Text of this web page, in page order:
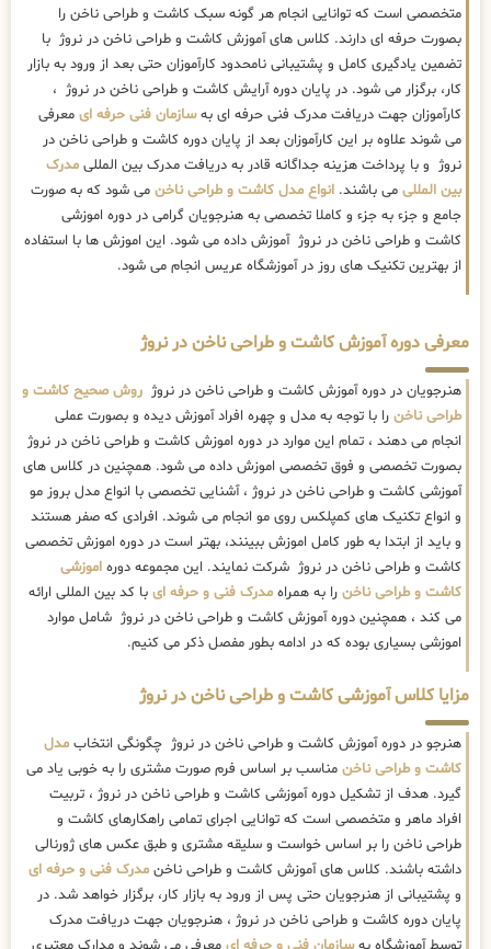
متخصصی است که توانایی انجام هر گونه سبک کاشت و طراحی ناخن را
بصورت حرفه ای دارند. کلاس های آموزش کاشت و طراحی ناخن در نروژ با
تضمین یادگیری کامل و پشتیبانی نامحدود کارآموزان حتی بعد از ورود به بازار
کار، برگزار می شود. در پایان دوره آرایش کاشت و طراحی ناخن در نروژ ،
کارآموزان جهت دریافت مدرک فنی حرفه ای بهسازمان فنی حرفه ای معرفی
می شوند علاوه بر این کارآموزان بعد از پایان دوره کاشت و طراحی ناخن در
نروژ و با پرداخت هزینه جداگانه قادر به دریافت مدرک بین المللی مدرک
بین المللی می باشند. انواع مدل کاشت و طراحی ناخن می شود که به صورت
جامع و جزء به جزء و کاملا تخصصی به هنرجویان گرامی در دوره اموزشی
کاشت و طراحی ناخن در نروژ آموزش داده می شود. این اموزش ها با استفاده
از بهترین تکنیک های روز در آموزشگاه عریس انجام می شود.
معرفی دوره آموزش کاشت و طراحی ناخن در نروژ
هنرجویان در دوره آموزش کاشت و طراحی ناخن در نروژ روش صحیح کاشت و
طراحی ناخن را با توجه به مدل و چهره افراد آموزش دیده و بصورت عملی
انجام می دهند ، تمام این موارد در دوره اموزش کاشت و طراحی ناخن در نروژ
بصورت تخصصی و فوق تخصصی اموزش داده می شود. همچنین در کلاس های
آموزشی کاشت و طراحی ناخن در نروژ ، آشنایی تخصصی با انواع مدل بروز مو
و انواع تکنیک های کمپلکس روی مو انجام می شوند. افرادی که صفر هستند
و باید از ابتدا به طور کامل اموزش ببینند، بهتر است در دوره اموزش تخصصی
کاشت و طراحی ناخن در نروژ شرکت نمایند. این مجموعه دوره اموزشی
کاشت و طراحی ناخن را به همراه مدرک فنی و حرفه ای با کد بین المللی ارائه
می کند ، همچنین دوره آموزش کاشت و طراحی ناخن در نروژ شامل موارد
اموزشی بسیاری بوده که در ادامه بطور مفصل ذکر می کنیم.
مزایا کلاس آموزشی کاشت و طراحی ناخن در نروژ
هنرجو در دوره آموزش کاشت و طراحی ناخن در نروژ چگونگی انتخاب مدل
کاشت و طراحی ناخن مناسب بر اساس فرم صورت مشتری را به خوبی یاد می
گیرد. هدف از تشکیل دوره آموزشی کاشت و طراحی ناخن در نروژ ، تربیت
افراد ماهر و متخصصی است که توانایی اجرای تمامی راهکارهای کاشت و
طراحی ناخن را بر اساس خواست و سلیقه مشتری و طبق عکس های ژورنالی
داشته باشند. کلاس های آموزش کاشت و طراحی ناخن مدرک فنی و حرفه ای
و پشتیبانی از هنرجویان حتی پس از ورود به بازار کار، برگزار خواهد شد. در
پایان دوره کاشت و طراحی ناخن در نروژ ، هنرجویان جهت دریافت مدرک